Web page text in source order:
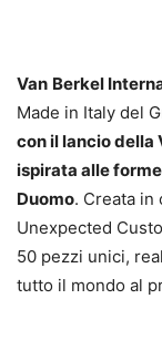
Van Berkel
Made in Italy del
con il lancio della
ispirata alle
Duomo. Creata
Unexpected
50 pezzi unici,
tutto il mondo al